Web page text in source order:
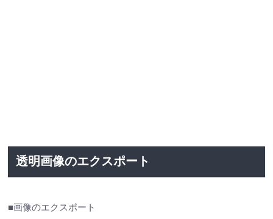
透明画像のエクスポート
■画像のエクスポート